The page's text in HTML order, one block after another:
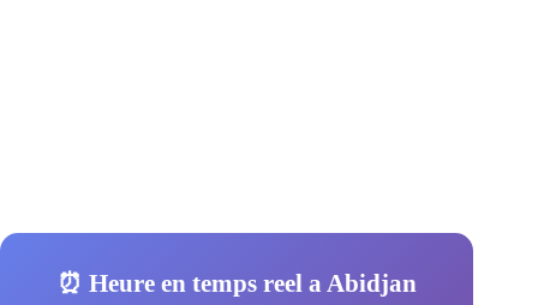
⏰ Heure en temps reel a Abidjan